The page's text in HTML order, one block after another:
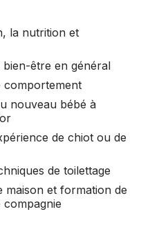
la nutrition et
être en général
comportement
nouveau bébé à
de chiot ou de
de toilettage
maison et formation de